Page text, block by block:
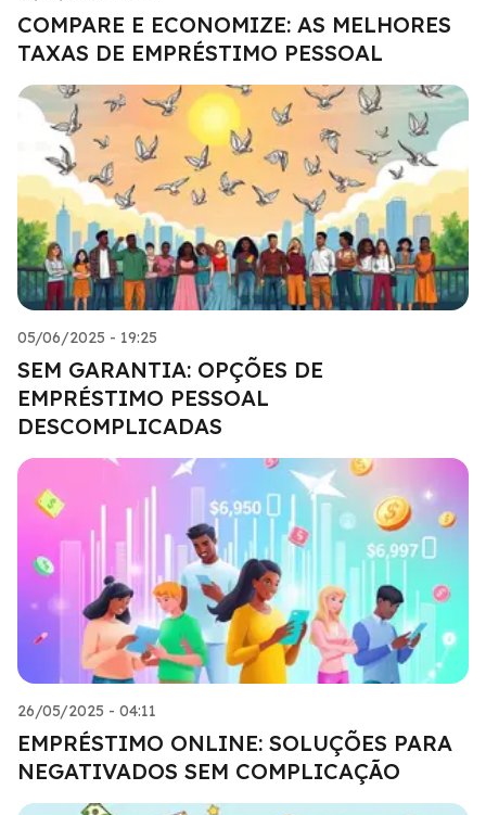
COMPARE E ECONOMIZE: AS MELHORES
TAXAS DE EMPRÉSTIMO PESSOAL
05/06/2025 - 19:25
SEM GARANTIA: OPÇÕES DE
EMPRÉSTIMO PESSOAL
DESCOMPLICADAS
26/05/2025 - 04:11
EMPRÉSTIMO ONLINE: SOLUÇÕES PARA
NEGATIVADOS SEM COMPLICAÇÃO